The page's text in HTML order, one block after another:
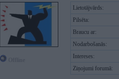
Lietotājvārds:
Pilsēta:
Braucu ar:
Nodarbošanās:
Intereses:
Ziņojumi forumā: